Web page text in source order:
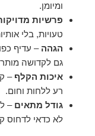
ומיומן.
פרשיות
טעויות, בלי
הגהה – עדיף
גם לקדושה מותר
איכות הקלף –
רע ללחות וחום.
גודל מתאים –
לא כדאי לדחוס